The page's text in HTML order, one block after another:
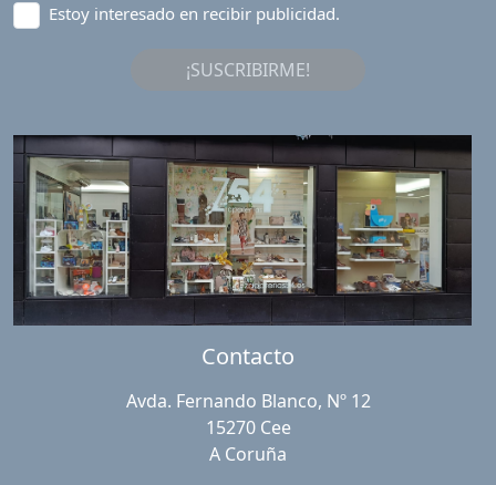
Estoy interesado en recibir publicidad.
¡SUSCRIBIRME!
Contacto
Avda. Fernando Blanco, Nº 12
15270 Cee
A Coruña